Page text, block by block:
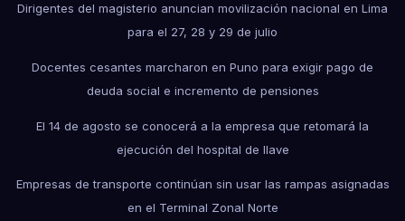
Dirigentes del magisterio anuncian movilización nacional en Lima
para el 27, 28 y 29 de julio
Docentes cesantes marcharon en Puno para exigir pago de
deuda social e incremento de pensiones
El 14 de agosto se conocerá a la empresa que retomará la
ejecución del hospital de Ilave
Empresas de transporte continúan sin usar las rampas asignadas
en el Terminal Zonal Norte